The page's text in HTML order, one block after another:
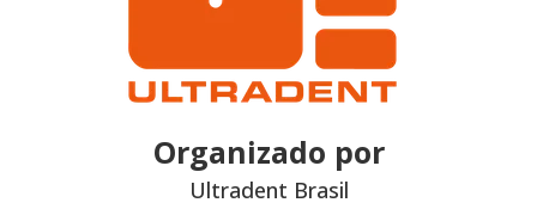
Organizado por
Ultradent Brasil